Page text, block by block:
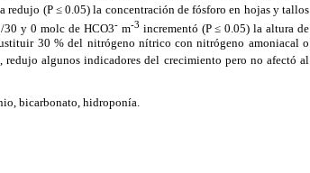
redujo (P ≤ 0.05) la concentración de fósforo en hojas y tallos
30 y 0 molc de HCO3-m-3 incrementó (P ≤ 0.05) la altura de
30 % del nitrógeno nítrico con nitrógeno amoniacal o
algunos indicadores del crecimiento pero no afectó al
bicarbonato, hidroponía.